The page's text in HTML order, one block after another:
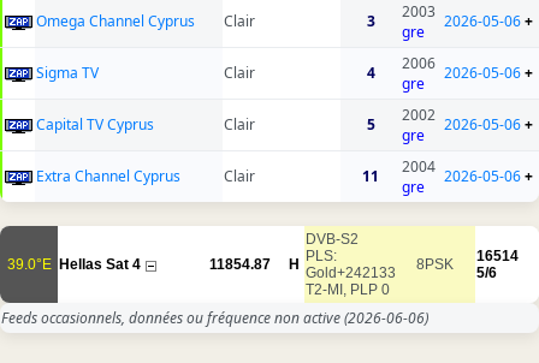
Omega Channel Cyprus Clair 3
2003
gre
2026-05-06+
Sigma TV Clair 4
2006
gre
2026-05-06+
Capital TV Cyprus Clair 5
2002
gre
2026-05-06+
Extra Channel Cyprus Clair 11
2004
gre
2026-05-06+
39.0°E Hellas Sat 4 11854.87 H
DVB-S2
PLS:
Gold+242133
T2-MI, PLP 0
8PSK
16514
5/6
Feeds occasionnels, données ou fréquence non active(2026-06-06)